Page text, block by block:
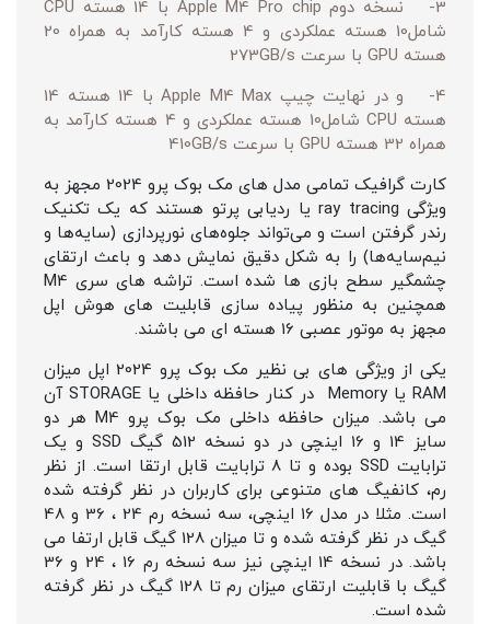
3- نسخه دوم Apple M4 Pro chip با 14 هسته CPU
شامل10 هسته عملکردی و 4 هسته کارآمد به همراه 20
هسته GPU با سرعت 273GB/s
4- و در نهایت چیپ Apple M4 Max با 14 هسته 14
هسته CPU شامل10 هسته عملکردی و 4 هسته کارآمد به
همراه 32 هسته GPU با سرعت 410GB/s
کارت گرافیک تمامی مدل های مک بوک پرو 2024 مجهز به
ویژگی ray tracing یا ردیابی پرتو هستند که یک تکنیک
رندر گرفتن است و می‌تواند جلوه‌های نورپردازی (سایه‌ها و
نیم‌سایه‌ها) را به شکل دقیق نمایش دهد و باعث ارتقای
چشمگیر سطح بازی ها شده است. تراشه های سری M4
همچنین به منظور پیاده سازی قابلیت های هوش اپل
مجهز به موتور عصبی 16 هسته ای می باشند.
یکی از ویژگی های بی نظیر مک بوک پرو 2024 اپل میزان
RAM یا Memory در کنار حافظه داخلی یا STORAGE آن
می باشد. میزان حافظه داخلی مک بوک پرو M4 هر دو
سایز 14 و 16 اینچی در دو نسخه 512 گیگ SSD و یک
ترابایت SSD بوده و تا 8 ترابایت قابل ارتقا است. از نظر
رم، کانفیگ های متنوعی برای کاربران در نظر گرفته شده
است. مثلا در مدل 16 اینچی، سه نسخه رم 24 ، 36 و 48
گیگ در نظر گرفته شده و تا میزان 128 گیگ قابل ارتفا می
باشد. در نسخه 14 اینچی نیز سه نسخه رم 16 ، 24 و 36
گیگ با قابلیت ارتقای میزان رم تا 128 گیگ در نظر گرفته
شده است.